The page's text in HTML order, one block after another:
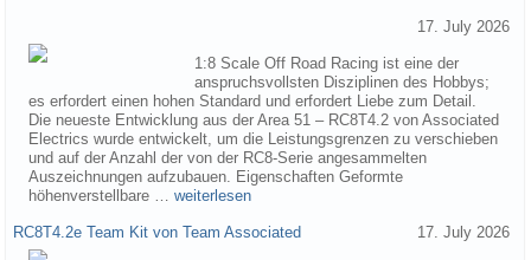
17. July 2026
1:8 Scale Off Road Racing ist eine der
anspruchsvollsten Disziplinen des Hobbys;
es erfordert einen hohen Standard und erfordert Liebe zum Detail.
Die neueste Entwicklung aus der Area 51 – RC8T4.2 von Associated
Electrics wurde entwickelt, um die Leistungsgrenzen zu verschieben
und auf der Anzahl der von der RC8-Serie angesammelten
Auszeichnungen aufzubauen. Eigenschaften Geformte
höhenverstellbare … weiterlesen
RC8T4.2e Team Kit von Team Associated 17. July 2026